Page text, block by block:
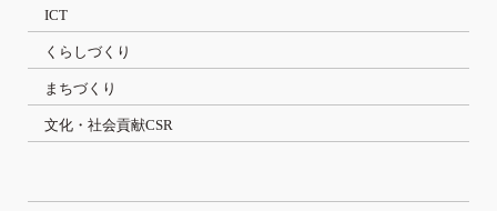
ICT
くらしづくり
まちづくり
文化・社会貢献CSR